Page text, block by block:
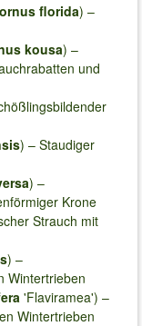
florida) –
kousa) –
und
) – Staudiger
) –
Krone
Strauch mit
) –
Wintertrieben
'Flaviramea') –
Wintertrieben